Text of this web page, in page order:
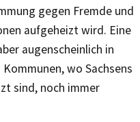
gegen Fremde und
aufgeheizt wird. Eine
augenscheinlich in
wo Sachsens
sind, noch immer